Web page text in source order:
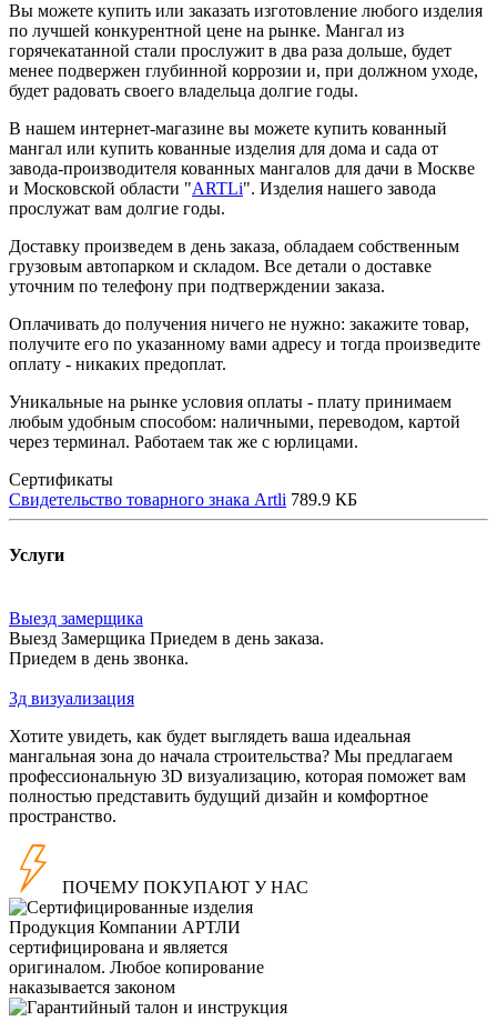
Вы можете купить или заказать изготовление любого изделия
по лучшей конкурентной цене на рынке. Мангал из
горячекатанной стали прослужит в два раза дольше, будет
менее подвержен глубинной коррозии и, при должном уходе,
будет радовать своего владельца долгие годы.
В нашем интернет-магазине вы можете купить кованный
мангал или купить кованные изделия для дома и сада от
завода-производителя кованных мангалов для дачи в Москве
и Московской области "ARTLi". Изделия нашего завода
прослужат вам долгие годы.
Доставку произведем в день заказа, обладаем собственным
грузовым автопарком и складом. Все детали о доставке
уточним по телефону при подтверждении заказа.
Оплачивать до получения ничего не нужно: закажите товар,
получите его по указанному вами адресу и тогда произведите
оплату - никаких предоплат.
Уникальные на рынке условия оплаты - плату принимаем
любым удобным способом: наличными, переводом, картой
через терминал. Работаем так же с юрлицами.
Сертификаты
Свидетельство товарного знака Artli 789.9 КБ
Услуги
Выезд замерщика
Выезд Замерщика Приедем в день заказа.
Приедем в день звонка.
3д визуализация
Хотите увидеть, как будет выглядеть ваша идеальная
мангальная зона до начала строительства? Мы предлагаем
профессиональную 3D визуализацию, которая поможет вам
полностью представить будущий дизайн и комфортное
пространство.
ПОЧЕМУ ПОКУПАЮТ У НАС
Продукция Компании АРТЛИ
сертифицирована и является
оригиналом. Любое копирование
наказывается законом